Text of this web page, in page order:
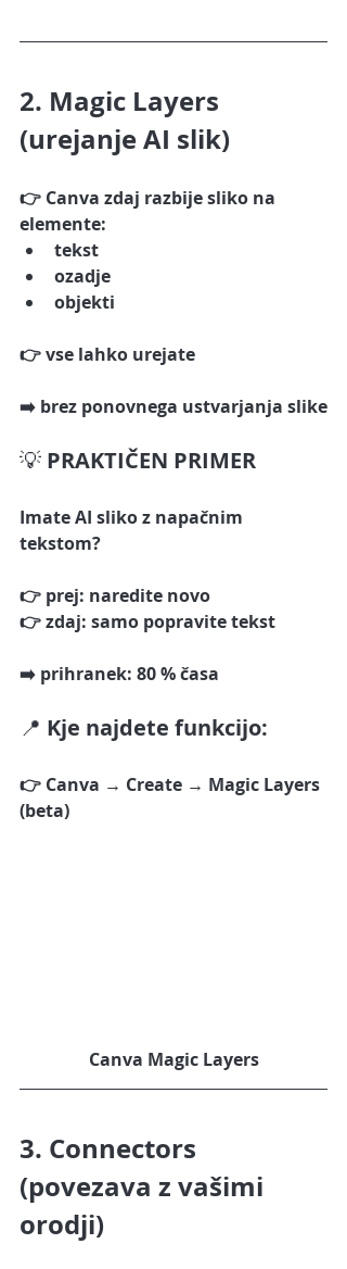
2. Magic Layers
(urejanje AI slik)
👉 Canva zdaj razbije sliko na
elemente:
tekst
ozadje
objekti
👉 vse lahko urejate
➡️ brez ponovnega ustvarjanja slike
💡 PRAKTIČEN PRIMER
Imate AI sliko z napačnim
tekstom?
👉 prej: naredite novo
👉 zdaj: samo popravite tekst
➡️ prihranek: 80 % časa
📍 Kje najdete funkcijo:
👉 Canva → Create → Magic Layers
(beta)
Canva Magic Layers
3. Connectors
(povezava z vašimi
orodji)